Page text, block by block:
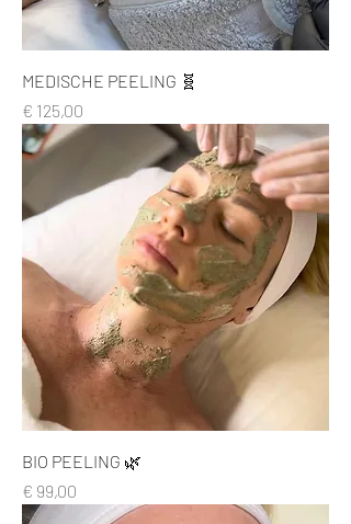
MEDISCHE PEELING 🧬
Prijs
€ 125,00
BIO PEELING 🌿
Prijs
€ 99,00